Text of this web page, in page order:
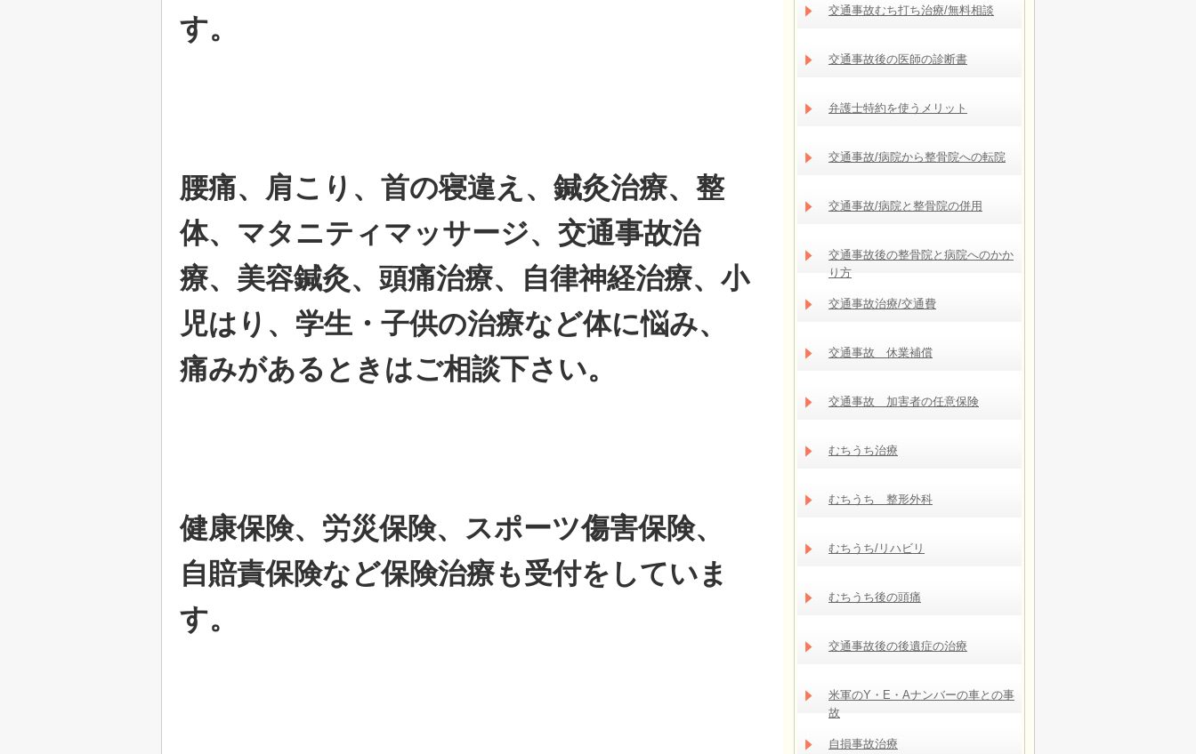
す。
腰痛、肩こり、首の寝違え、鍼灸治療、整
体、マタニティマッサージ、交通事故治
療、美容鍼灸、頭痛治療、自律神経治療、小
児はり、学生・子供の治療など体に悩み、
痛みがあるときはご相談下さい。
健康保険、労災保険、スポーツ傷害保険、
自賠責保険など保険治療も受付をしていま
す。
交通事故むち打ち治療/無料相談
交通事故後の医師の診断書
弁護士特約を使うメリット
交通事故/病院から整骨院への転院
交通事故/病院と整骨院の併用
交通事故後の整骨院と病院へのかか
り方
交通事故治療/交通費
交通事故 休業補償
交通事故 加害者の任意保険
むちうち治療
むちうち 整形外科
むちうち/リハビリ
むちうち後の頭痛
交通事故後の後遺症の治療
米軍のY・E・Aナンバーの車との事
故
自損事故治療